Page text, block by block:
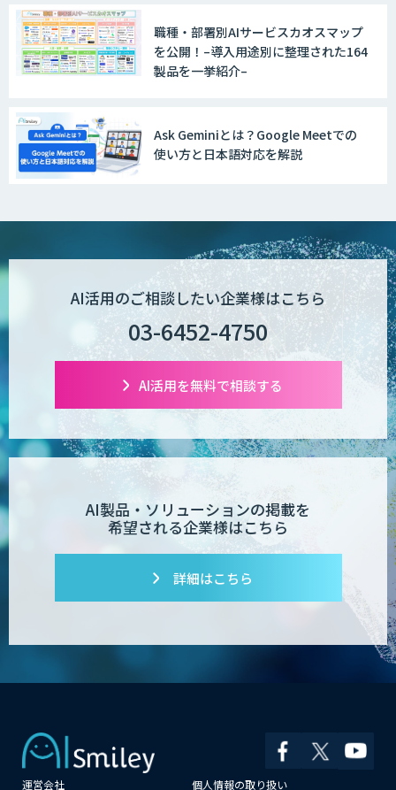
職種・部署別AIサービスカオスマップ
を公開！–導入用途別に整理された164
製品を一挙紹介–
Ask Geminiとは？Google Meetでの
使い方と日本語対応を解説
AI活用のご相談したい企業様はこちら
03-6452-4750
AI活用を無料で相談する
AI製品・ソリューションの掲載を
希望される企業様はこちら
詳細はこちら
運営会社 個人情報の取り扱い